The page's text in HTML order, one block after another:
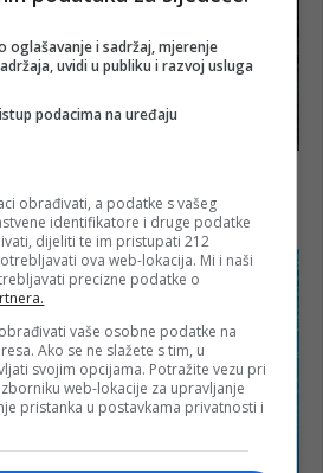
oglašavanje i sadržaj, mjerenje
uvidi u publiku i razvoj usluga
podacima na uređaju
obrađivati, a podatke s vašeg
identifikatore i druge podatke
dijeliti te im pristupati 212
ova web-lokacija. Mi i naši
precizne podatke o
vaše osobne podatke na
Ako se ne slažete s tim, u
svojim opcijama. Potražite vezu pri
web-lokacije za upravljanje
pristanka u postavkama privatnosti i